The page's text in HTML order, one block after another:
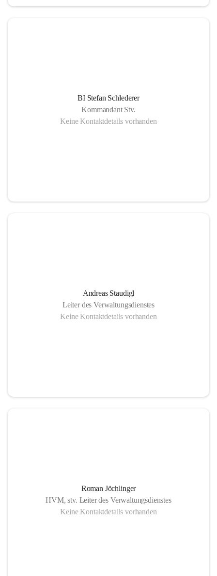
BI Stefan Schlederer
Kommandant Stv.
Keine Kontaktdetails vorhanden
Andreas Staudigl
Leiter des Verwaltungsdienstes
Keine Kontaktdetails vorhanden
Roman Jöchlinger
HVM, stv. Leiter des Verwaltungsdienstes
Keine Kontaktdetails vorhanden